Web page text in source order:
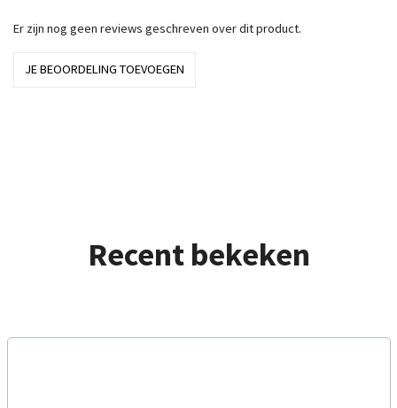
Er zijn nog geen reviews geschreven over dit product.
JE BEOORDELING TOEVOEGEN
Recent bekeken